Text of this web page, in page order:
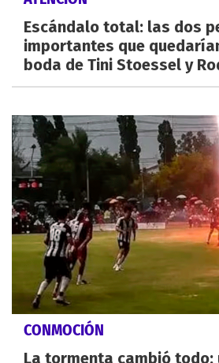
Escándalo total: las dos
importantes que
boda de Tini Stoessel y
CONMOCIÓN
La tormenta cambió todo: